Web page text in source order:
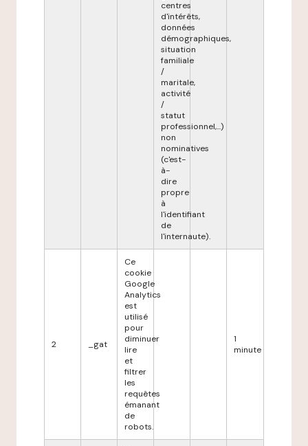
centres
d'intérêts,
données
démographiques,
situation
familiale
/
maritale,
activité
/
statut
professionnel,...)
non
nominatives
(c'est-
à-
dire
propre
à
l'identifiant
de
l'internaute).
2 _gat
Ce
cookie
Google
Analytics
est
utilisé
pour
diminuer
lire
et
filtrer
les
requêtes
émanant
de
robots.
1
minute